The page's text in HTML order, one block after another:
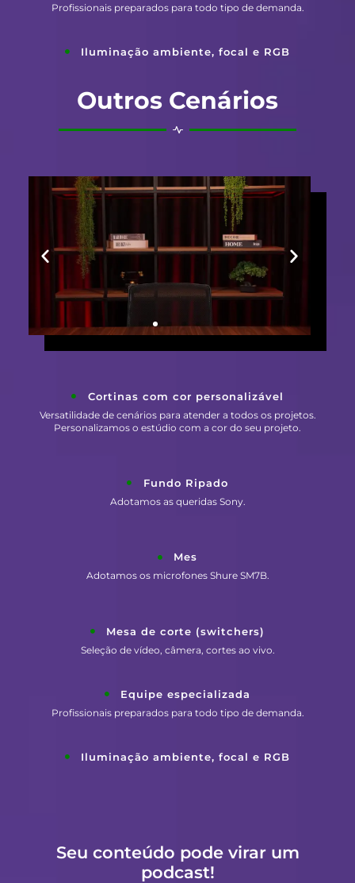
Profissionais preparados para todo tipo de demanda.
Iluminação ambiente, focal e RGB
Outros Cenários
Cortinas com cor personalizável
Versatilidade de cenários para atender a todos os projetos.
Personalizamos o estúdio com a cor do seu projeto.
Fundo Ripado
Adotamos as queridas Sony.
Mes
Adotamos os microfones Shure SM7B.
Mesa de corte (switchers)
Seleção de vídeo, câmera, cortes ao vivo.
Equipe especializada
Profissionais preparados para todo tipo de demanda.
Iluminação ambiente, focal e RGB
Seu conteúdo pode virar um
podcast!